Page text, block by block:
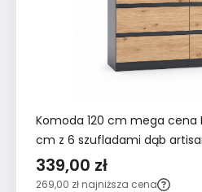
Komoda 120 cm mega cena
cm z 6 szufladami dąb
sypialni
339,00 zł
269,00 zł najniższa cena